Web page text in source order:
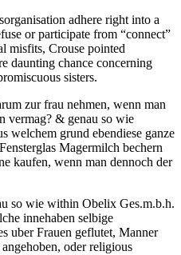
adhere right into a
or participate from “connect”
misfits, Crouse pointed
daunting chance concerning
sisters.
zur frau nehmen, wenn man
vermag? & genau so wie
welchem grund ebendiese ganze
Magermilch bechern
kaufen, wenn man dennoch der
so wie within Obelix Ges.m.b.h.
innehaben selbige
uber Frauen geflutet, Manner
oder religious